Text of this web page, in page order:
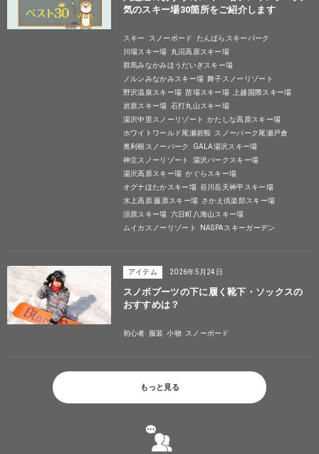
気のスキー場30箇所をご紹介します
スキー スノーボード
たんばらスキーパーク
川場スキー場
丸沼高原スキー場
群馬みなかみほうだいぎスキー場
ノルンみなかみスキー場 舞子スノーリゾート
野沢温泉スキー場 苗場スキー場 上越国際スキー場
岩原スキー場 石打丸山スキー場
湯沢中里スノーリゾート
かたしな高原スキー場
ホワイトワールド尾瀬岩鞍 スノーパーク尾瀬戸倉
奥利根スノーパーク
GALA湯沢スキー場
神立スノーリゾート
湯沢パークスキー場
湯沢高原スキー場 かぐらスキー場
オグナほたかスキー場 谷川岳天神平スキー場
水上高原 藤原スキー場 さかえ倶楽部スキー場
須原スキー場 六日町八海山スキー場
ムイカスノーリゾート
NASPAスキーガーデン
アイテム 2026年5月24日
スノボブーツの下に履く靴下・ソックスの
おすすめは？
初心者 服装 小物 スノーボード
もっと見る